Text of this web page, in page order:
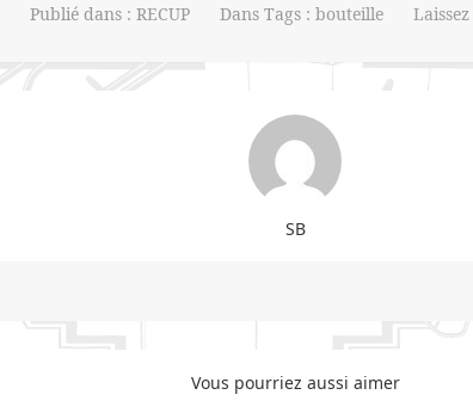
Publié dans : RECUP Dans Tags : bouteille
SB
Vous pourriez aussi aimer